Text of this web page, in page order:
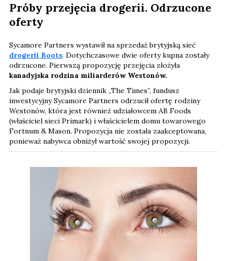
Próby przejęcia drogerii. Odrzucone
oferty
Sycamore Partners wystawił na sprzedaż brytyjską sieć
drogerii Boots. Dotychczasowe dwie oferty kupna zostały
odrzucone. Pierwszą propozycję przejęcia złożyła
kanadyjska rodzina miliarderów Westonów.
Jak podaje brytyjski dziennik „The Times”, fundusz
inwestycyjny Sycamore Partners odrzucił ofertę rodziny
Westonów, która jest również udziałowcem AB Foods
(właściciel sieci Primark) i właścicielem domu towarowego
Fortnum & Mason. Propozycja nie została zaakceptowana,
ponieważ nabywca obniżył wartość swojej propozycji.